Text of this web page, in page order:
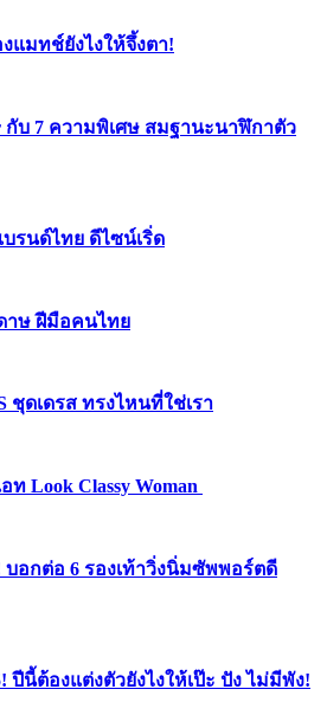
แมทช์ยังไงให้จึ้งตา!
กับ 7 ความพิเศษ สมฐานะนาฬิกาตัว
รนด์ไทย ดีไซน์เริ่ด
าษ ฝีมือคนไทย
ชุดเดรส ทรงไหนที่ใช่เรา
ท Look Classy Woman
บอกต่อ 6 รองเท้าวิ่งนิ่มซัพพอร์ตดี
ปีนี้ต้องแต่งตัวยังไงให้เป๊ะ ปัง ไม่มีพัง!